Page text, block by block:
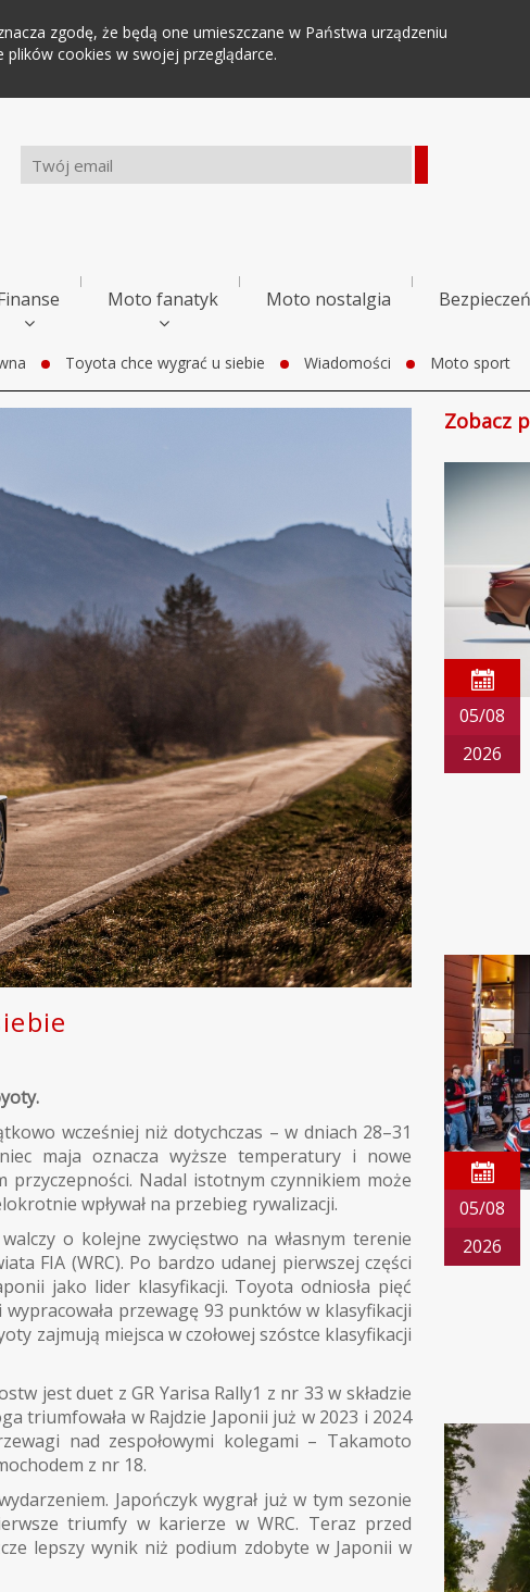
zgodę, że będą one umieszczane w Państwa urządzeniu
cookies w swojej przeglądarce.
Moto fanatyk Moto nostalgia
Toyota chce wygrać u siebie Wiadomości Moto sport
wcześniej niż dotychczas – w dniach 28–31
maja oznacza wyższe temperatury i nowe
Nadal istotnym czynnikiem może
wpływał na przebieg rywalizacji.
o kolejne zwycięstwo na własnym terenie
FIA (WRC). Po bardzo udanej pierwszej części
jako lider klasyfikacji. Toyota odniosła pięć
przewagę 93 punktów w klasyfikacji
zajmują miejsca w czołowej szóstce klasyfikacji
jest duet z GR Yarisa Rally1 z nr 33 w składzie
triumfowała w Rajdzie Japonii już w 2023 i 2024
nad zespołowymi kolegami – Takamoto
z nr 18.
Japończyk wygrał już w tym sezonie
triumfy w karierze w WRC. Teraz przed
lepszy wynik niż podium zdobyte w Japonii w
Zobacz
05/08
2026
05/08
2026